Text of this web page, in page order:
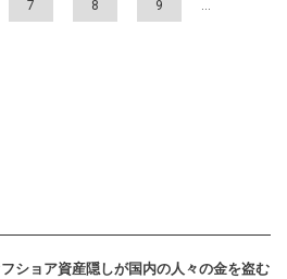
7 8 9 …
ショア資産隠しが国内の人々の金を盗む